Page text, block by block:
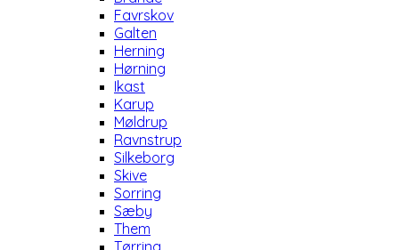
Favrskov
Galten
Herning
Hørning
Ikast
Karup
Møldrup
Ravnstrup
Silkeborg
Skive
Sorring
Sæby
Them
Tørring